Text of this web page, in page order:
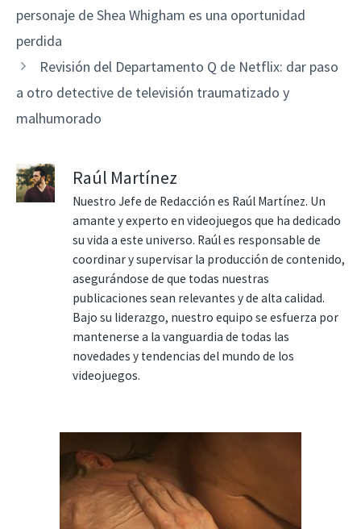
personaje de Shea Whigham es una oportunidad
perdida
Revisión del Departamento Q de Netflix: dar paso
a otro detective de televisión traumatizado y
malhumorado
Raúl Martínez
Nuestro Jefe de Redacción es Raúl Martínez. Un
amante y experto en videojuegos que ha dedicado
su vida a este universo. Raúl es responsable de
coordinar y supervisar la producción de contenido,
asegurándose de que todas nuestras
publicaciones sean relevantes y de alta calidad.
Bajo su liderazgo, nuestro equipo se esfuerza por
mantenerse a la vanguardia de todas las
novedades y tendencias del mundo de los
videojuegos.